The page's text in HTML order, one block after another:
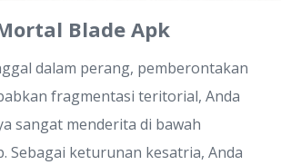
Blade Apk
dalam perang, pemberontakan
fragmentasi teritorial, Anda
sangat menderita di bawah
Sebagai keturunan kesatria, Anda